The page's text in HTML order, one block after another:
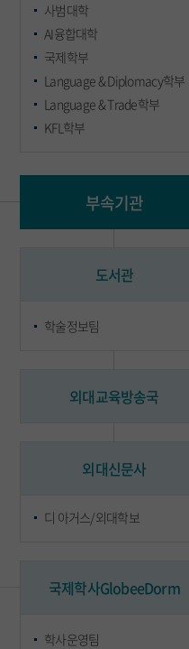
사범대학
AI융합대학
국제학부
Language & Diplomacy학부
Language & Trade학부
KFL학부
부속기관
도서관
학술정보팀
외대교육방송국
외대신문사
디 아거스/외대학보
국제학사GlobeeDorm
학사운영팀